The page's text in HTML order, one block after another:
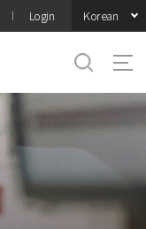
Login Korean